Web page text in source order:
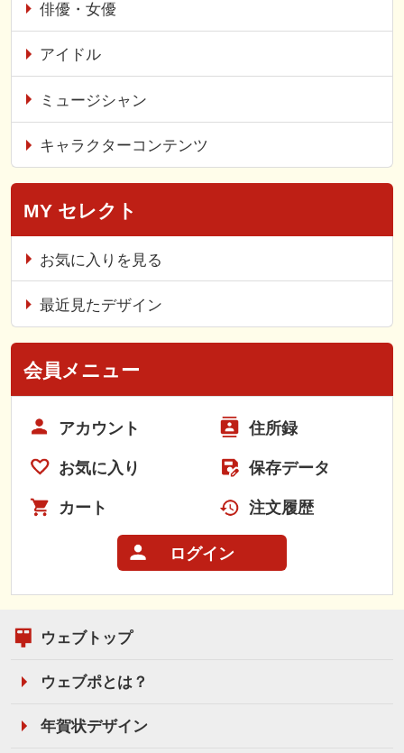
俳優・女優
アイドル
ミュージシャン
キャラクターコンテンツ
MY セレクト
お気に入りを見る
最近見たデザイン
会員メニュー
アカウント 住所録
お気に入り 保存データ
カート 注文履歴
ログイン
ウェブトップ
ウェブポとは？
年賀状デザイン